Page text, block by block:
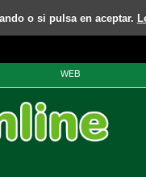
o si pulsa en aceptar.
WEB